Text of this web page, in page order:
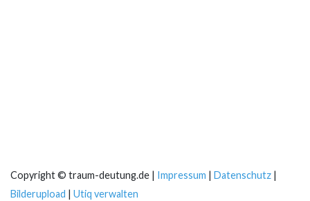
Copyright © traum-deutung.de | Impressum | Datenschutz |
Bilderupload | Utiq verwalten